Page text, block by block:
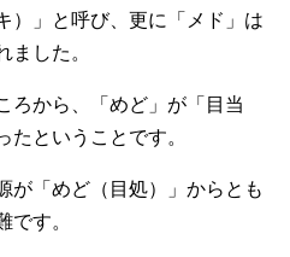
）」と呼び、更に「メド」は
ました。
ろから、「めど」が「目当
たということです。
が「めど（目処）」からとも
です。